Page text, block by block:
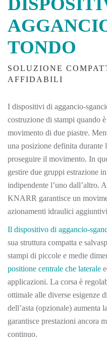
TONDO
SOLUZIONE
AFFIDABILI
I dispositivi di aggancio-
costruzione di stampi quando
movimento di due piastre.
una posizione definita durante
proseguire il movimento. In
gestire due gruppi estrazione
indipendente l’uno dall’altro.
KNARR garantisce un
azionamenti idraulici
Il dispositivo di aggancio-
sua struttura compatta e
stampi di piccole e medie
positione centrale che laterale
applicazioni. La corsa è
ottimale alle diverse esigenze
dell’asta (opzionale) aumenta
garantisce prestazioni ancora
continuo.